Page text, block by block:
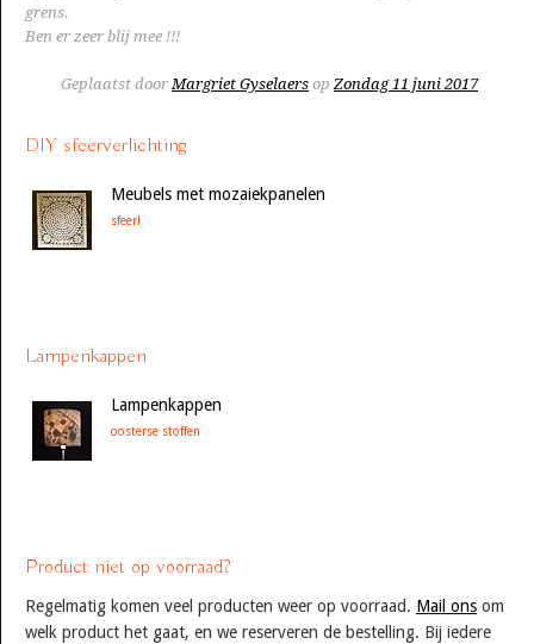
grens.
Ben er zeer blij mee !!!
Geplaatst doorMargriet Gyselaers op Zondag 11 juni 2017
DIY sfeerverlichting
Meubels met mozaiekpanelen
sfeer!
Lampenkappen
Lampenkappen
oosterse stoffen
Product niet op voorraad?
Regelmatig komen veel producten weer op voorraad. Mail ons om
welk product het gaat, en we reserveren de bestelling. Bij iedere